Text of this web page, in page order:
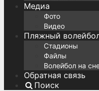
Медиа
Фото
Видео
Пляжный
Стадионы
Файлы
Волейбол на
Обратная связь
Поиск